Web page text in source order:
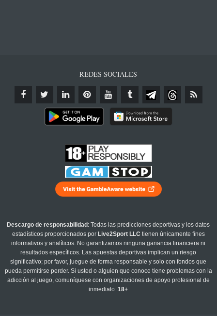
REDES SOCIALES
Descargo de responsabilidad : Todas las predicciones deportivas y los datos
estadísticos proporcionados por Live2Sport LLC tienen únicamente fines
informativos y analíticos. No garantizamos ninguna ganancia financiera ni
resultados específicos. Las apuestas deportivas implican un riesgo
significativo; por favor, juegue de forma responsable y solo con fondos que
pueda permitirse perder. Si usted o alguien que conoce tiene problemas con la
adicción al juego, comuníquese con organizaciones de apoyo profesional de
inmediato.18+